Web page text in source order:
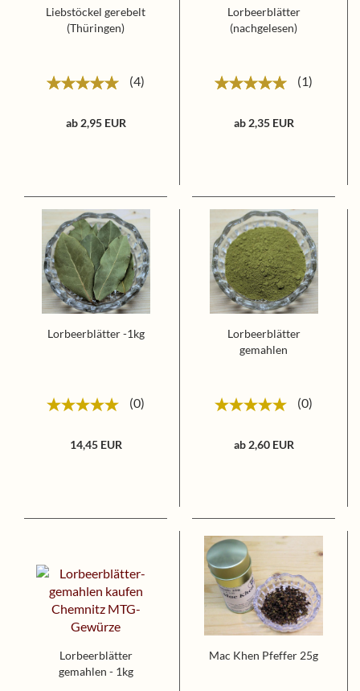
Liebstöckel gerebelt
(Thüringen)
4
ab 2,95 EUR
Lorbeerblätter
(nachgelesen)
1
ab 2,35 EUR
Lorbeerblätter -1kg
0
14,45 EUR
Lorbeerblätter
gemahlen
0
ab 2,60 EUR
Lorbeerblätter
gemahlen - 1kg
Mac Khen Pfeffer 25g